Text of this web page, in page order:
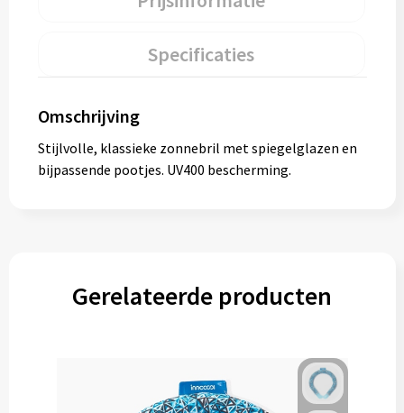
Specificaties
Omschrijving
Stijlvolle, klassieke zonnebril met spiegelglazen en
bijpassende pootjes. UV400 bescherming.
Gerelateerde producten